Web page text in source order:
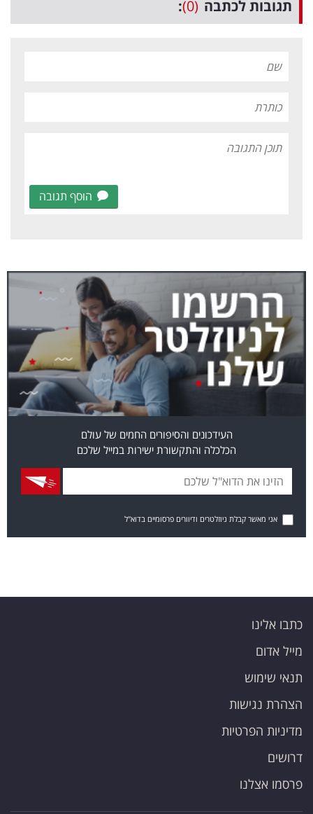
תגובות לכתבה (0)
:
הוסף תגובה
העידכונים והסיפורים החמים של עולם
הכלכלה והתקשורת ישירות במייל שלכם
אני מאשר קבלת ניוזלטרים ודיוורים פרסומיים בדוא"ל
כתבו אלינו
מייל אדום
תנאי שימוש
הצהרת נגישות
מדיניות הפרטיות
דרושים
פרסמו אצלנו